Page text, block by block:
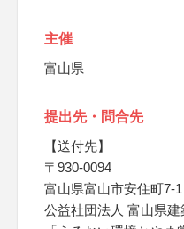
主催
富山県
提出先・問合先
【送付先】
〒930-0094
富山県富山市安住町7-
公益社団法人 富山県建